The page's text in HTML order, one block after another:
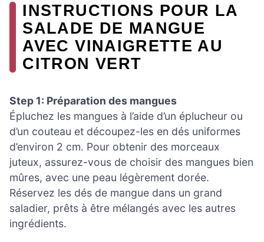
INSTRUCTIONS POUR LA
SALADE DE MANGUE
AVEC VINAIGRETTE AU
CITRON VERT
Step 1: Préparation des mangues
Épluchez les mangues à l’aide d’un éplucheur ou
d’un couteau et découpez-les en dés uniformes
d’environ 2 cm. Pour obtenir des morceaux
juteux, assurez-vous de choisir des mangues bien
mûres, avec une peau légèrement dorée.
Réservez les dés de mangue dans un grand
saladier, prêts à être mélangés avec les autres
ingrédients.